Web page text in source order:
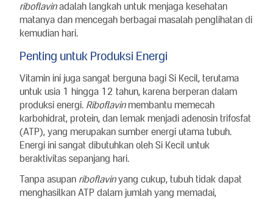
riboflavinadalah langkah untuk menjaga kesehatan
matanya dan mencegah berbagai masalah penglihatan di
kemudian hari.
Penting untuk Produksi Energi
Vitamin ini juga sangat berguna bagi Si Kecil, terutama
untuk usia 1 hingga 12 tahun, karena berperan dalam
produksi energi. Riboflavinmembantu memecah
karbohidrat, protein, dan lemak menjadi adenosin trifosfat
(ATP), yang merupakan sumber energi utama tubuh.
Energi ini sangat dibutuhkan oleh Si Kecil untuk
beraktivitas sepanjang hari.
Tanpa asupan riboflavinyang cukup, tubuh tidak dapat
menghasilkan ATP dalam jumlah yang memadai,